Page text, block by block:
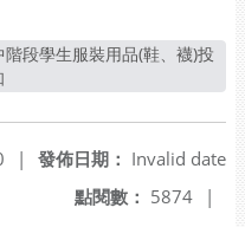
發佈日期： Invalid date
|
點閱數： 5874 |